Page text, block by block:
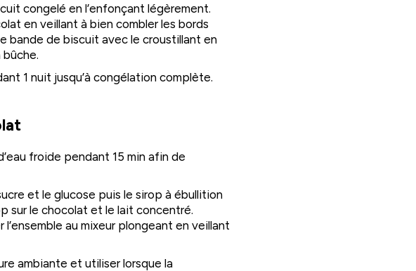
congelé en l’enfonçant légèrement.
en veillant à bien combler les bords
bande de biscuit avec le croustillant en
bûche.
1 nuit jusqu’à congélation complète.
froide pendant 15 min afin de
et le glucose puis le sirop à ébullition
sur le chocolat et le lait concentré.
au mixeur plongeant en veillant
ambiante et utiliser lorsque la